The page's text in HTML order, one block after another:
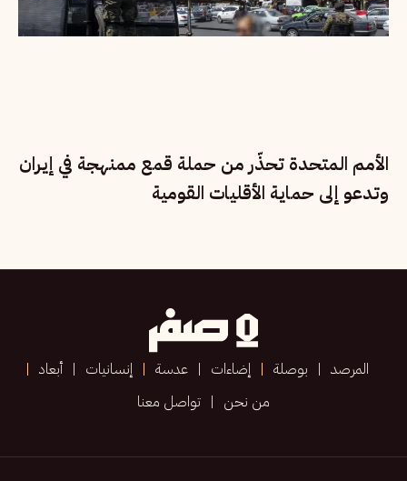
الأمم المتحدة تحذّر من حملة قمع ممنهجة في إيران
وتدعو إلى حماية الأقليات القومية
المرصد بوصلة إضاءات عدسة إنسانيات
أبعاد
من نحن
تواصل معنا